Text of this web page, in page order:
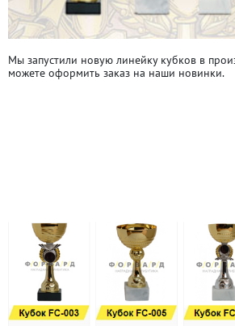
Мы запустили новую линейку кубков в
можете оформить заказ на наши новинки.